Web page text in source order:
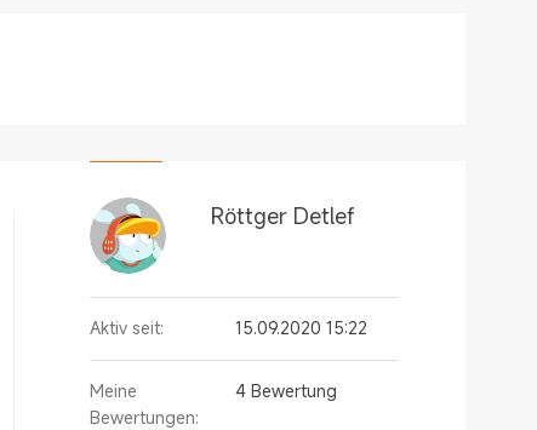
Röttger Detlef
Aktiv seit: 15.09.2020 15:22
Meine
Bewertungen:
4 Bewertung